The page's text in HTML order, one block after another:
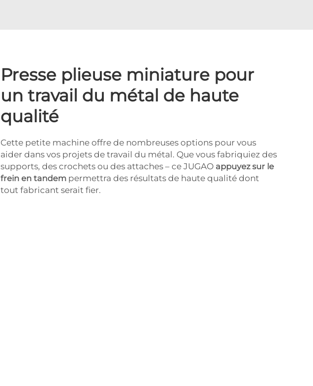
Presse plieuse miniature pour
un travail du métal de haute
qualité
Cette petite machine offre de nombreuses options pour vous
aider dans vos projets de travail du métal. Que vous fabriquiez des
supports, des crochets ou des attaches – ce JUGAO appuyez sur le
frein en tandem permettra des résultats de haute qualité dont
tout fabricant serait fier.